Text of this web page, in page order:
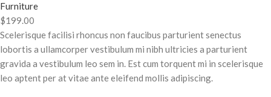
Furniture
$199.00
Scelerisque facilisi rhoncus non faucibus parturient senectus
lobortis a ullamcorper vestibulum mi nibh ultricies a parturient
gravida a vestibulum leo sem in. Est cum torquent mi in scelerisque
leo aptent per at vitae ante eleifend mollis adipiscing.